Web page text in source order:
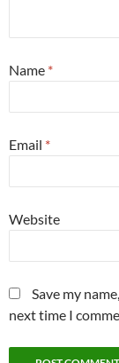
Name *
Email *
Website
Save my
next time I